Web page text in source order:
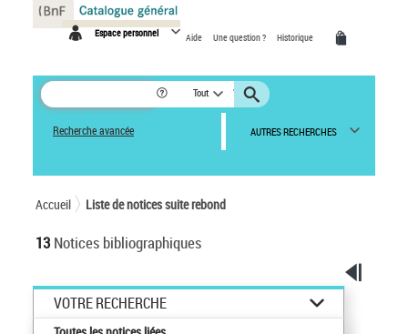
Espace personnel Aide Une question ? Historique
Tout
Recherche avancée AUTRES RECHERCHES
Accueil Liste de notices suite rebond
13 Notices bibliographiques
VOTRE RECHERCHE
Panneau de gestion des cookies